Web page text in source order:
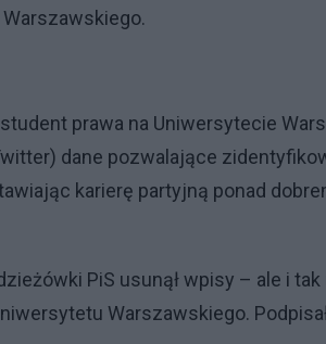
prawa na Uniwersytecie
dane pozwalające
karierę partyjną ponad
PiS usunął wpisy – ale i
Warszawskiego.